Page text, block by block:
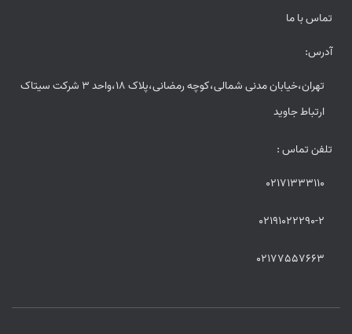
تماس با ما
آدرس:
تهران،خیابان مدنی شمالی،کوچه رمضانی،پلاک 18،واحد 3 شرکت سیتاک
ارتباط جاوید
تلفن تماس :
02171333110
02191022290-2
02177557663